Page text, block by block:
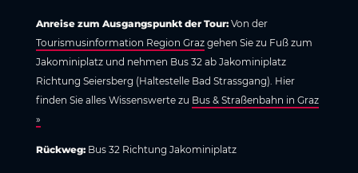
Anreise zum Ausgangspunkt der Tour: Von der
Tourismusinformation Region Graz gehen Sie zu Fuß zum
Jakominiplatz und nehmen Bus 32 ab Jakominiplatz
Richtung Seiersberg (Haltestelle Bad Strassgang). Hier
finden Sie alles Wissenswerte zu Bus & Straßenbahn in Graz
»
Rückweg: Bus 32 Richtung Jakominiplatz